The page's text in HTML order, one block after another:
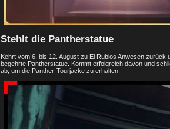
Stehlt die Pantherstatue
Kehrt vom 6. bis 12. August zu El Rubios Anwesen
begehrte Pantherstatue. Kommt erfolgreich davon und
ab, um die Panther-Tourjacke zu erhalten.